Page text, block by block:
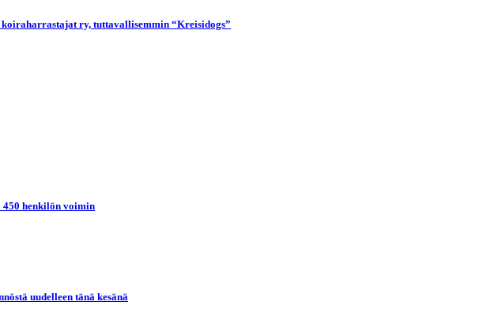
ry, tuttavallisemmin “Kreisidogs”
henkilön voimin
uudelleen tänä kesänä